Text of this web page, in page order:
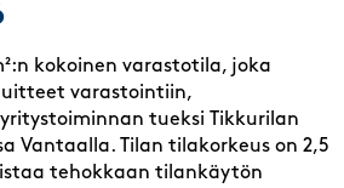
kokoinen varastotila, joka
varastointiin,
tueksi Tikkurilan
Vantaalla. Tilan tilakorkeus on 2,5
tehokkaan tilankäytön